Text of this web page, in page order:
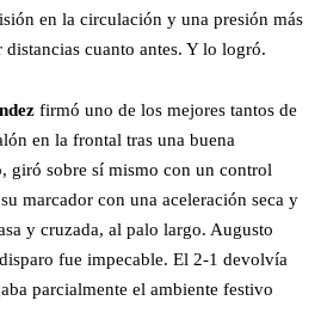
en la circulación y una presión más
cuanto antes. Y lo logró.
firmó uno de los mejores tantos de
en la frontal tras una buena
giró sobre sí mismo con un control
marcador con una aceleración seca y
y cruzada, al palo largo. Augusto
fue impecable. El 2-1 devolvía
parcialmente el ambiente festivo